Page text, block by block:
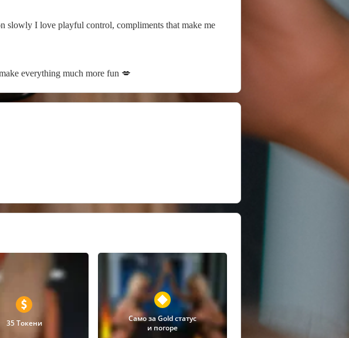
make me
everything much more fun 💋
35 Токени
Само за Gold статус
и погоре